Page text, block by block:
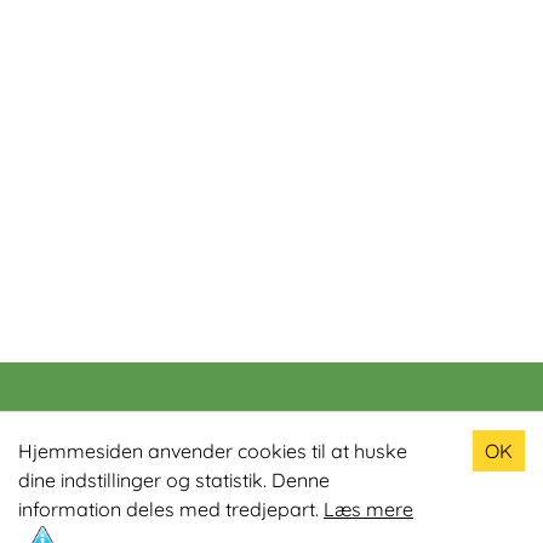
Hjemmesiden anvender cookies til at huske
dine indstillinger og statistik. Denne
information deles med tredjepart. Læs mere
OK
Populære produkter
Odin R900 Romaskine